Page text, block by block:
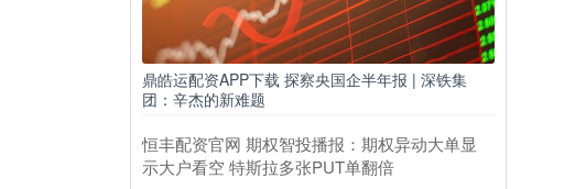
鼎皓运配资APP下载 探察央国企半年报 | 深铁集
团：辛杰的新难题
恒丰配资官网 期权智投播报：期权异动大单显
示大户看空 特斯拉多张PUT单翻倍